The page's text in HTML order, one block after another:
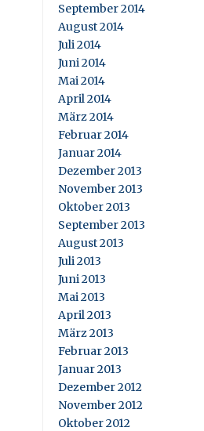
September 2014
August 2014
Juli 2014
Juni 2014
Mai 2014
April 2014
März 2014
Februar 2014
Januar 2014
Dezember 2013
November 2013
Oktober 2013
September 2013
August 2013
Juli 2013
Juni 2013
Mai 2013
April 2013
März 2013
Februar 2013
Januar 2013
Dezember 2012
November 2012
Oktober 2012